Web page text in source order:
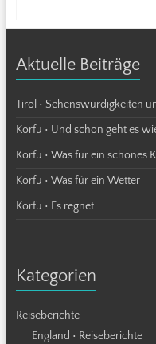
Aktuelle Beiträge
Tirol • Sehenswürdigkeiten
Korfu • Und schon geht es
Korfu • Was für ein schönes
Korfu • Was für ein Wetter
Korfu • Es regnet
Kategorien
Reiseberichte
England • Reiseberichte